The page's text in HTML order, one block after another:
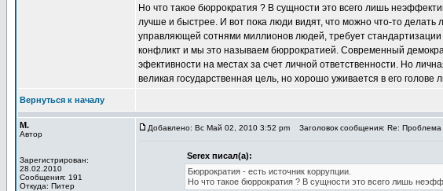
Но что такое бюррократия ? В сущности это всего лишь
лучше и быстрее. И вот пока люди видят, что можно что-то
управляющей сотнями миллионов людей, требует
конфликт и мы это называем бюррократией. Современный
эфективности на местах за счет личной ответственности. Но
великая государственная цель, но хорошо уживается в его
Вернуться к началу
М.
Автор
Зарегистрирован:
28.02.2010
Сообщения: 191
Откуда: Питер
Добавлено: Вс Май 02, 2010 3:52 pm Заголовок сообщения: Re: Проблема
Serex писал(а):
Бюррократия - есть источник коррупции.
Но что такое бюррократия ? В сущности это всего лишь